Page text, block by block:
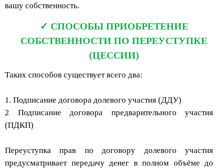
вашу собственность.
СПОСОБЫ ПРИОБРЕТЕНИЕ
СОБСТВЕННОСТИ ПО ПЕРЕУСТУПКЕ
(ЦЕССИИ)
Таких способов существует всего два:
1. Подписание договора долевого участия (ДДУ)
2 Подписание договора предварительного участия
(ПДКП)
Переуступка прав по договору долевого участия
предусматривает передачу денег в полном объёме до